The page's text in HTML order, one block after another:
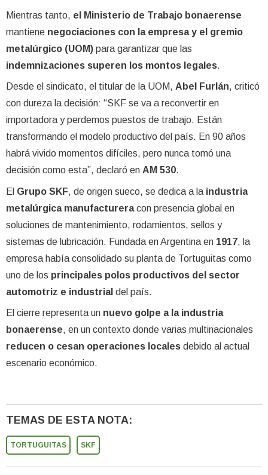
Mientras tanto, el Ministerio de Trabajo bonaerense
mantiene negociaciones con la empresa y el gremio
metalúrgico (UOM) para garantizar que las
indemnizaciones superen los montos legales.
Desde el sindicato, el titular de la UOM, Abel Furlán, criticó
con dureza la decisión: “SKF se va a reconvertir en
importadora y perdemos puestos de trabajo. Están
transformando el modelo productivo del país. En 90 años
habrá vivido momentos difíciles, pero nunca tomó una
decisión como esta”, declaró en AM 530.
El Grupo SKF, de origen sueco, se dedica a la industria
metalúrgica manufactureracon presencia global en
soluciones de mantenimiento, rodamientos, sellos y
sistemas de lubricación. Fundada en Argentina en 1917, la
empresa había consolidado su planta de Tortuguitas como
uno de los principales polos productivos del sector
automotriz e industrial del país.
El cierre representa un nuevo golpe a la industria
bonaerense, en un contexto donde varias multinacionales
reducen o cesan operaciones locales debido al actual
escenario económico.
TEMAS DE ESTA NOTA:
TORTUGUITAS SKF